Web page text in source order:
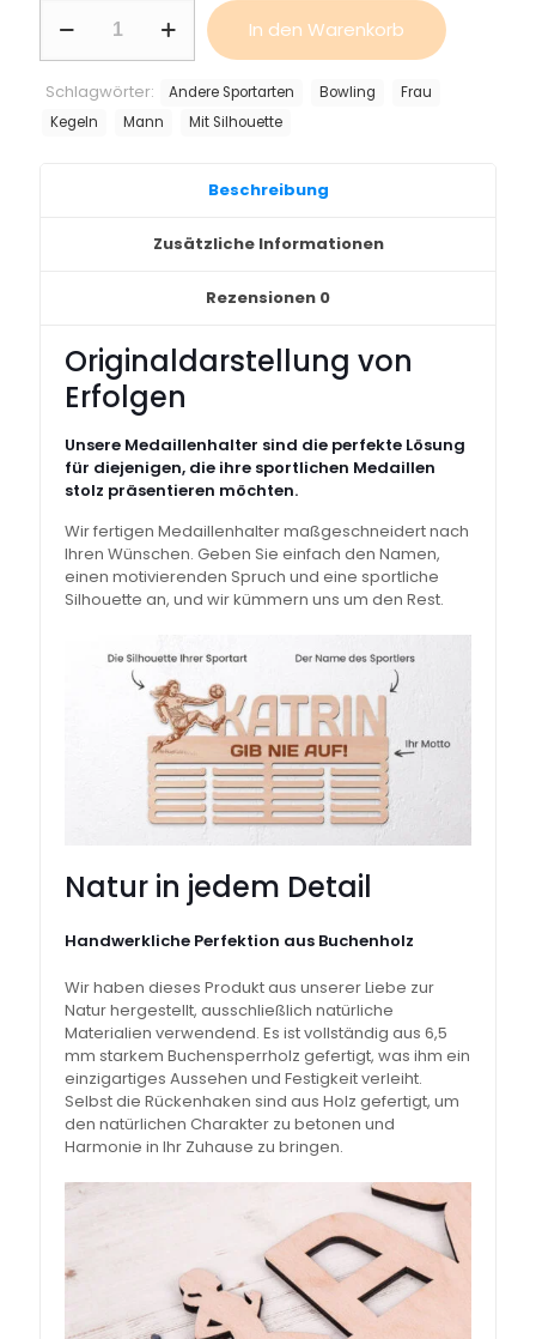
Bowling
In den Warenkorb
Schlagwörter: Andere Sportarten Bowling
Frau
Kegeln
Mann Mit Silhouette
Beschreibung
Zusätzliche Informationen
Rezensionen 0
Originaldarstellung von
Erfolgen
Unsere Medaillenhalter sind die perfekte Lösung
für diejenigen, die ihre sportlichen Medaillen
stolz präsentieren möchten.
Wir fertigen Medaillenhalter maßgeschneidert nach
Ihren Wünschen. Geben Sie einfach den Namen,
einen motivierenden Spruch und eine sportliche
Silhouette an, und wir kümmern uns um den Rest.
Natur in jedem Detail
Handwerkliche Perfektion aus Buchenholz
Wir haben dieses Produkt aus unserer Liebe zur
Natur hergestellt, ausschließlich natürliche
Materialien verwendend. Es ist vollständig aus 6,5
mm starkem Buchensperrholz gefertigt, was ihm ein
einzigartiges Aussehen und Festigkeit verleiht.
Selbst die Rückenhaken sind aus Holz gefertigt, um
den natürlichen Charakter zu betonen und
Harmonie in Ihr Zuhause zu bringen.